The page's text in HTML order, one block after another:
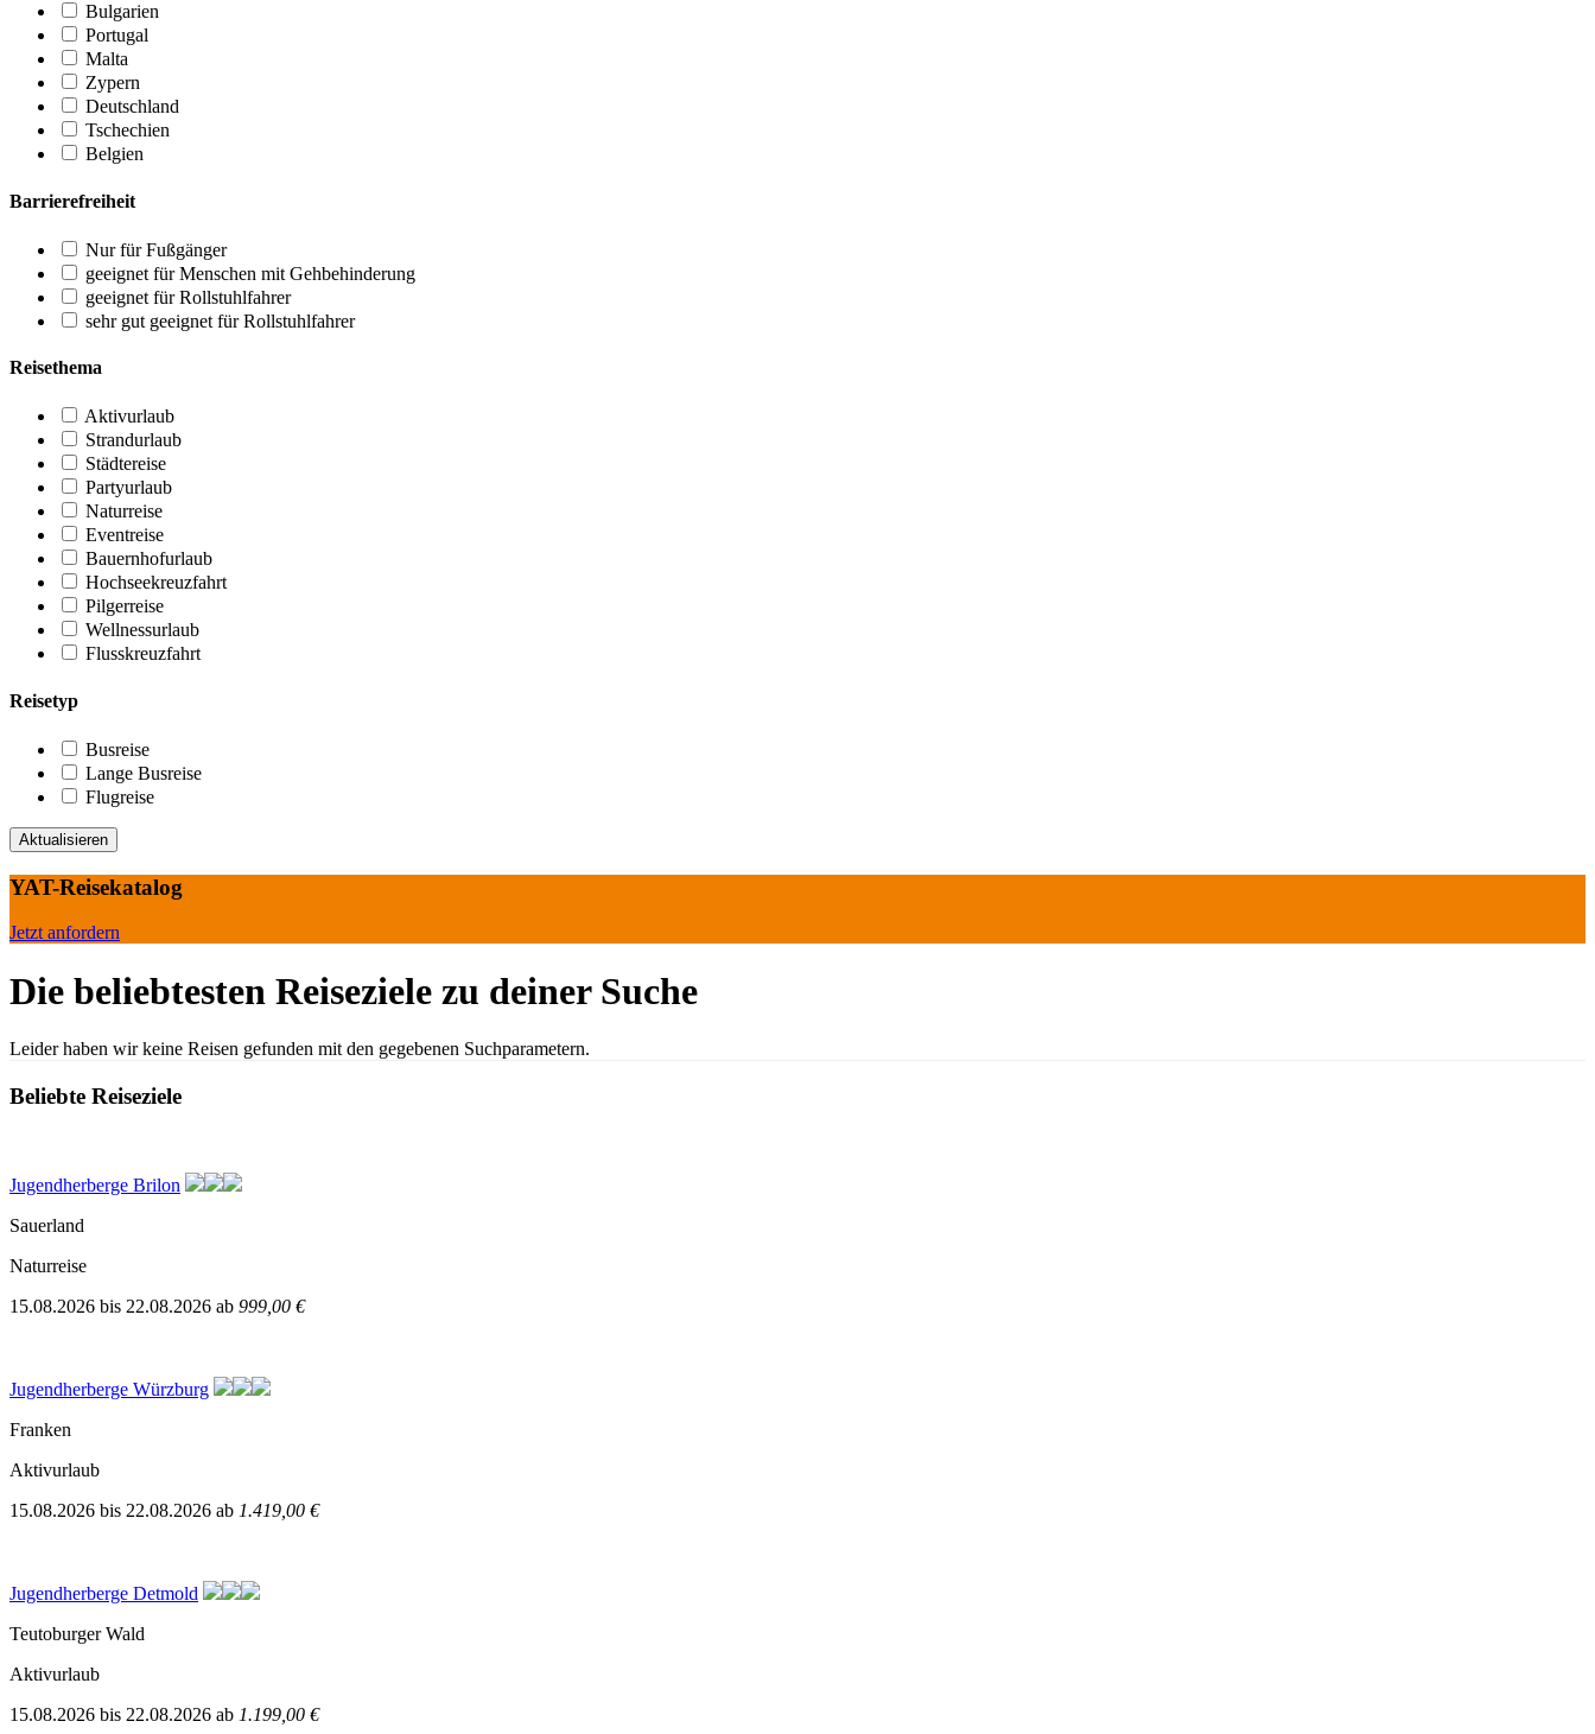
Bulgarien
Portugal
Malta
Zypern
Deutschland
Tschechien
Belgien
Barrierefreiheit
Nur für Fußgänger
geeignet für Menschen mit Gehbehinderung
geeignet für Rollstuhlfahrer
sehr gut geeignet für Rollstuhlfahrer
Reisethema
Aktivurlaub
Strandurlaub
Städtereise
Partyurlaub
Naturreise
Eventreise
Bauernhofurlaub
Hochseekreuzfahrt
Pilgerreise
Wellnessurlaub
Flusskreuzfahrt
Reisetyp
Busreise
Lange Busreise
Flugreise
YAT-Reisekatalog
Jetzt anfordern
Die beliebtesten Reiseziele zu deiner Suche
Leider haben wir keine Reisen gefunden mit den gegebenen Suchparametern.
Beliebte Reiseziele
Jugendherberge Brilon
Sauerland
Naturreise
15.08.2026 bis 22.08.2026 ab 999,00 €
Jugendherberge Würzburg
Franken
Aktivurlaub
15.08.2026 bis 22.08.2026 ab 1.419,00 €
Jugendherberge Detmold
Teutoburger Wald
Aktivurlaub
15.08.2026 bis 22.08.2026 ab 1.199,00 €